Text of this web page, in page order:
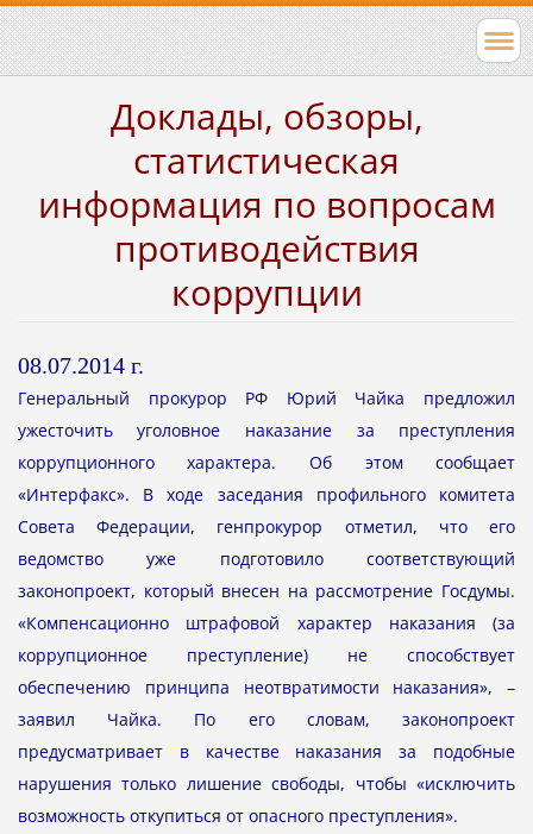
Доклады, обзоры,
статистическая
информация по вопросам
противодействия
коррупции
08.07.2014 г.
Генеральный прокурор РФ Юрий Чайка предложил
ужесточить уголовное наказание за преступления
коррупционного характера. Об этом сообщает
«Интерфакс». В ходе заседания профильного комитета
Совета Федерации, генпрокурор отметил, что его
ведомство уже подготовило соответствующий
законопроект, который внесен на рассмотрение Госдумы.
«Компенсационно штрафовой характер наказания (за
коррупционное преступление) не способствует
обеспечению принципа неотвратимости наказания», –
заявил Чайка. По его словам, законопроект
предусматривает в качестве наказания за подобные
нарушения только лишение свободы, чтобы «исключить
возможность откупиться от опасного преступления».